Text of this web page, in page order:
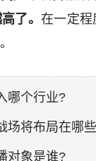
了。 在一定程
哪个行业?
场将布局在哪
对象是谁?